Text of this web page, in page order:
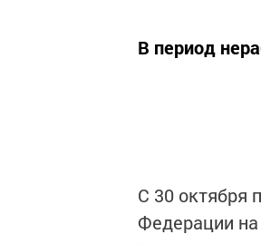
В период
С 30 октября
Федерации на